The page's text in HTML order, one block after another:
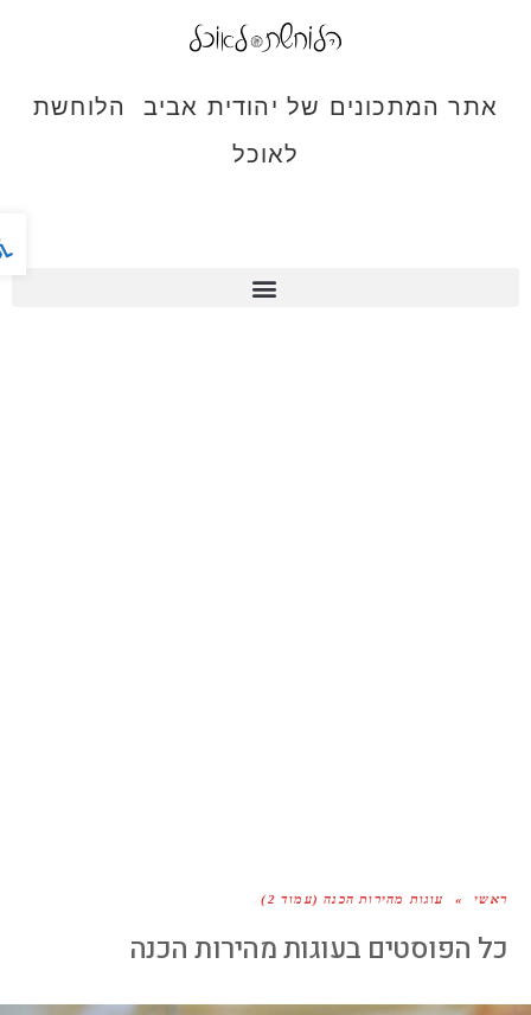
אתר המתכונים של יהודית אביב הלוחשת
לאוכל
ראשי » עוגות מהירות הכנה (עמוד 2)
כל הפוסטים ב עוגות מהירות הכנה